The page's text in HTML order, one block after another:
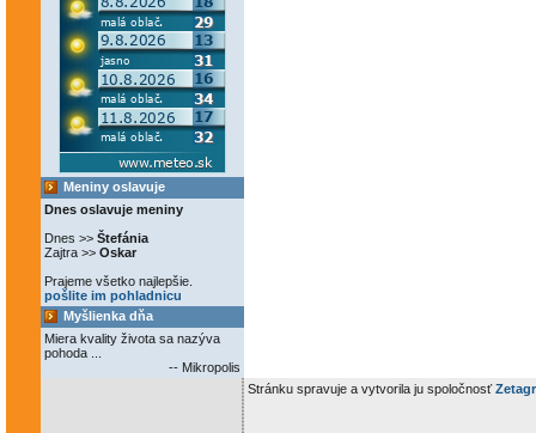
Meniny oslavuje
Dnes oslavuje meniny
Dnes >> Štefánia
Zajtra >> Oskar
Prajeme všetko najlepšie.
pošlite im pohladnicu
Myšlienka dňa
Miera kvality života sa nazýva
pohoda ...
-- Mikropolis
Stránku spravuje a vytvorila ju spoločnosť